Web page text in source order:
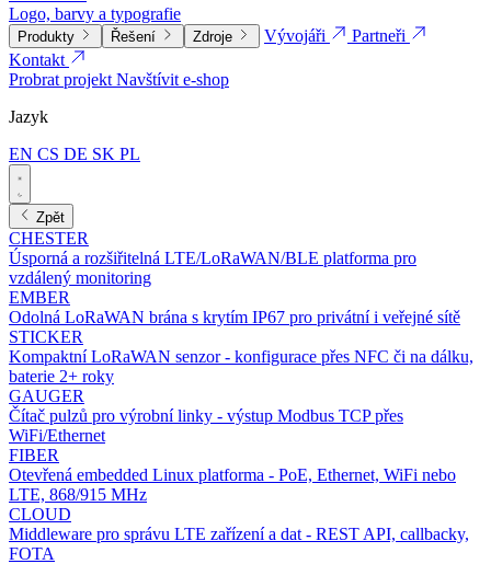
Logo, barvy a typografie
Produkty Řešení Zdroje Vývojáři
Partneři
Kontakt
Probrat projektNavštívit e-shop
Jazyk
EN CS DE SK PL
Zpět
CHESTER
Úsporná a rozšiřitelná LTE/LoRaWAN/BLE platforma pro
vzdálený monitoring
EMBER
Odolná LoRaWAN brána s krytím IP67 pro privátní i veřejné sítě
STICKER
Kompaktní LoRaWAN senzor - konfigurace přes NFC či na dálku,
baterie 2+ roky
GAUGER
Čítač pulzů pro výrobní linky - výstup Modbus TCP přes
WiFi/Ethernet
FIBER
Otevřená embedded Linux platforma - PoE, Ethernet, WiFi nebo
LTE, 868/915 MHz
CLOUD
Middleware pro správu LTE zařízení a dat - REST API, callbacky,
FOTA